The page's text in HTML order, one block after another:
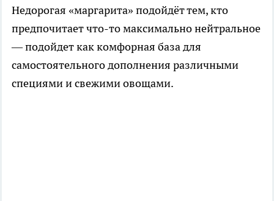
Недорогая «маргарита» подойдёт тем, кто
предпочитает что-то максимально нейтральное
— подойдет как комфорная база для
самостоятельного дополнения различными
специями и свежими овощами.